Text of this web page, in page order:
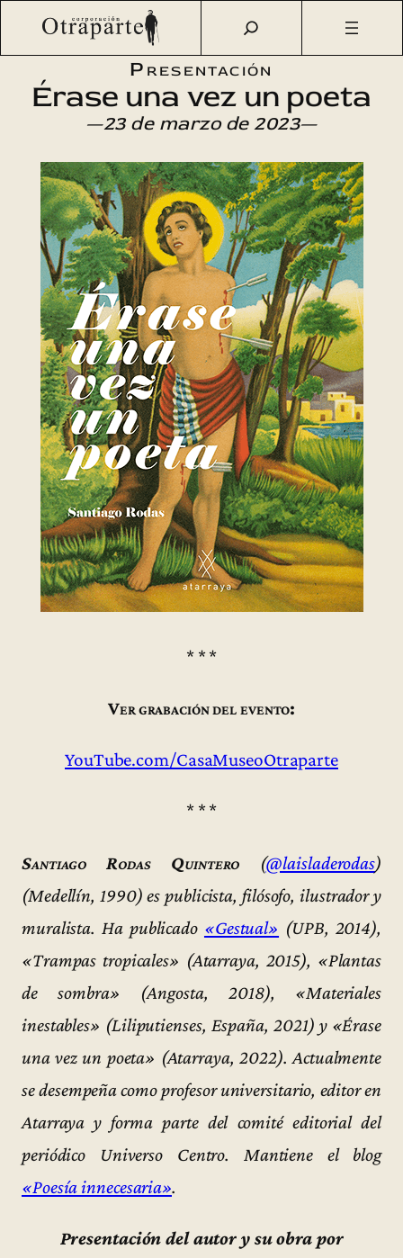
Saltar
Otraparte.org / Agenda Cultural Literatura
Érase una
Presentación
Érase una vez un poeta
—23 de marzo de 2023—
* * *
Ver grabación del evento:
YouTube.com/CasaMuseoOtraparte
* * *
Santiago Rodas Quintero (@laisladerodas)
(Medellín, 1990) es publicista, filósofo, ilustrador y
muralista. Ha publicado «Gestual» (UPB, 2014),
«Trampas tropicales» (Atarraya, 2015), «Plantas
de sombra» (Angosta, 2018), «Materiales
inestables» (Liliputienses, España, 2021) y «Érase
una vez un poeta» (Atarraya, 2022). Actualmente
se desempeña como profesor universitario, editor en
Atarraya y forma parte del comité editorial del
periódico Universo Centro. Mantiene el blog
«Poesía innecesaria».
Presentación del autor y su obra por